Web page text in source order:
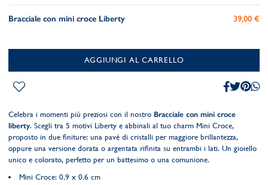
Bracciale con mini croce Liberty 39,00 €
AGGIUNGI AL CARRELLO
Celebra i momenti più preziosi con il nostro Bracciale con mini croce
liberty. Scegli tra 5 motivi Liberty e abbinali al tuo charm Mini Croce,
proposto in due finiture: una pavé di cristalli per maggiore brillantezza,
oppure una versione dorata o argentata rifinita su entrambi i lati. Un gioiello
unico e colorato, perfetto per un battesimo o una comunione.
Mini Croce: 0.9 x 0.6 cm